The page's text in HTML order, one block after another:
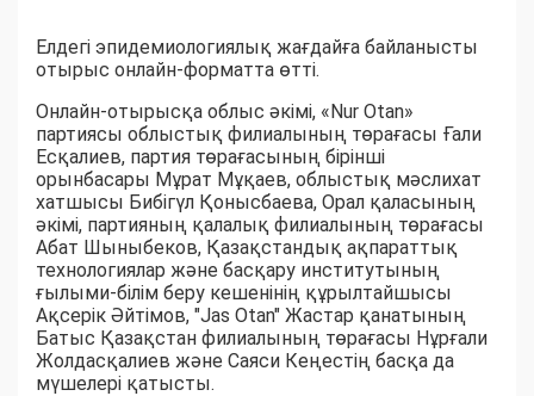
Елдегі эпидемиологиялық жағдайға байланысты
отырыс онлайн-форматта өтті.
Онлайн-отырысқа облыс әкімі, «Nur Otan»
партиясы облыстық филиалының төрағасы Ғали
Есқалиев, партия төрағасының бірінші
орынбасары Мұрат Мұқаев, облыстық мәслихат
хатшысы Бибігүл Қонысбаева, Орал қаласының
әкімі, партияның қалалық филиалының төрағасы
Абат Шыныбеков, Қазақстандық ақпараттық
технологиялар және басқару институтының
ғылыми-білім беру кешенінің құрылтайшысы
Ақсерік Әйтімов, "Jas Otan" Жастар қанатының
Батыс Қазақстан филиалының төрағасы Нұрғали
Жолдасқалиев және Саяси Кеңестің басқа да
мүшелері қатысты.